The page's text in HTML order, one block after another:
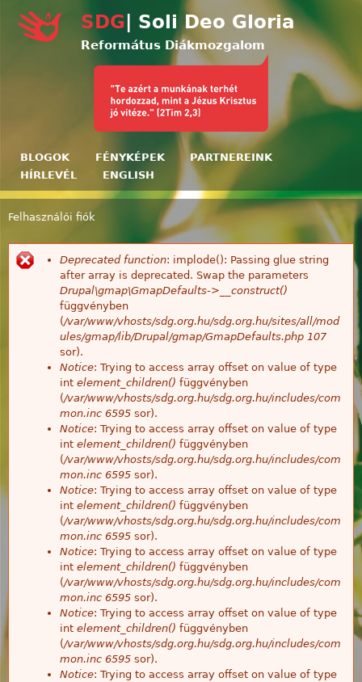
SDG | Soli Deo Gloria
Református Diákmozgalom
BLOGOK FÉNYKÉPEK
PARTNEREINK
HÍRLEVÉL
ENGLISH
Jelenlegi hely
Felhasználói fiók
Hibaüzenet
Deprecated function: implode(): Passing glue string
after array is deprecated. Swap the parameters
Drupal\gmap\GmapDefaults->__construct()
függvényben
(/var/www/vhosts/sdg.org.hu/sdg.org.hu/sites/all/mod
ules/gmap/lib/Drupal/gmap/GmapDefaults.php 107
sor).
Notice: Trying to access array offset on value of type
int element_children() függvényben
(/var/www/vhosts/sdg.org.hu/sdg.org.hu/includes/com
mon.inc 6595 sor).
Notice: Trying to access array offset on value of type
int element_children() függvényben
(/var/www/vhosts/sdg.org.hu/sdg.org.hu/includes/com
mon.inc 6595 sor).
Notice: Trying to access array offset on value of type
int element_children() függvényben
(/var/www/vhosts/sdg.org.hu/sdg.org.hu/includes/com
mon.inc 6595 sor).
Notice: Trying to access array offset on value of type
int element_children() függvényben
(/var/www/vhosts/sdg.org.hu/sdg.org.hu/includes/com
mon.inc 6595 sor).
Notice: Trying to access array offset on value of type
int element_children() függvényben
(/var/www/vhosts/sdg.org.hu/sdg.org.hu/includes/com
mon.inc 6595 sor).
Notice: Trying to access array offset on value of type